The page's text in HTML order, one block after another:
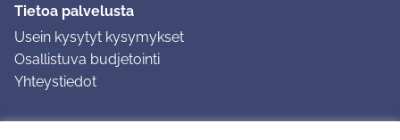
Tietoa palvelusta
Usein kysytyt kysymykset
Osallistuva budjetointi
Yhteystiedot